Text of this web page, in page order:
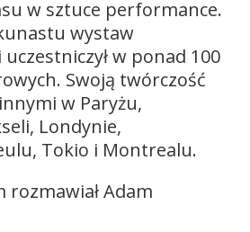
w sztuce performance.
wystaw
w ponad 100
Swoją twórczość
w Paryżu,
Londynie,
Tokio i Montrealu.
rozmawiał Adam